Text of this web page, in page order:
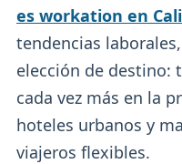
es workation en
tendencias
elección de destino:
cada vez más en la
hoteles urbanos y
viajeros flexibles.